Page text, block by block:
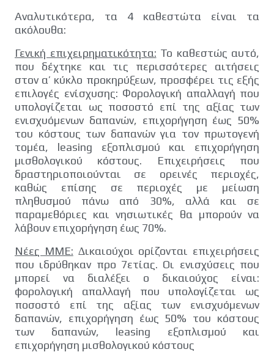
Αναλυτικότερα, τα 4 καθεστώτα είναι τα
ακόλουθα:
Γενική επιχειρηµατικότητα: Το καθεστώς αυτό,
που δέχτηκε και τις περισσότερες αιτήσεις
στον α’ κύκλο προκηρύξεων, προσφέρει τις εξής
επιλογές ενίσχυσης: Φορολογική απαλλαγή που
υπολογίζεται ως ποσοστό επί της αξίας των
ενισχυόµενων δαπανών, επιχορήγηση έως 50%
του κόστους των δαπανών για τον πρωτογενή
τοµέα, leasing εξοπλισµού και επιχορήγηση
µισθολογικού κόστους. Επιχειρήσεις που
δραστηριοποιούνται σε ορεινές περιοχές,
καθώς επίσης σε περιοχές µε µείωση
πληθυσµού πάνω από 30%, αλλά και σε
παραµεθόριες και νησιωτικές θα µπορούν να
λάβουν επιχορήγηση έως 70%.
Νέες ΜΜΕ: ∆ικαιούχοι ορίζονται επιχειρήσεις
που ιδρύθηκαν προ 7ετίας. Οι ενισχύσεις που
µπορεί να διαλέξει ο δικαιούχος είναι:
φορολογική απαλλαγή που υπολογίζεται ως
ποσοστό επί της αξίας των ενισχυόµενων
δαπανών, επιχορήγηση έως 50% του κόστους
των δαπανών, leasing εξοπλισµού και
επιχορήγηση µισθολογικού κόστους